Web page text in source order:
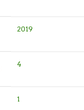
2019
4
1